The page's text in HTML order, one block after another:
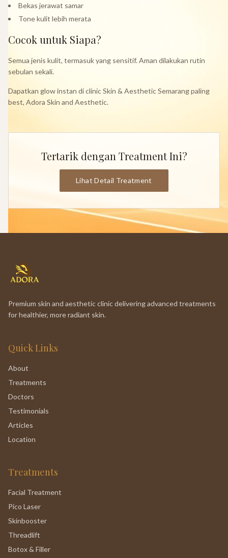
Bekas jerawat samar
Tone kulit lebih merata
Cocok untuk Siapa?
Semua jenis kulit, termasuk yang sensitif. Aman dilakukan rutin
sebulan sekali.
Dapatkan glow instan di clinic Skin & Aesthetic Semarang paling
best, Adora Skin and Aesthetic.
Tertarik dengan Treatment Ini?
Lihat Detail Treatment
Premium skin and aesthetic clinic delivering advanced treatments
for healthier, more radiant skin.
Quick Links
About
Treatments
Doctors
Testimonials
Articles
Location
Treatments
Facial Treatment
Pico Laser
Skinbooster
Threadlift
Botox & Filler